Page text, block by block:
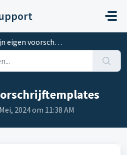
voorschrijftemplates
2024 om 11:38 AM